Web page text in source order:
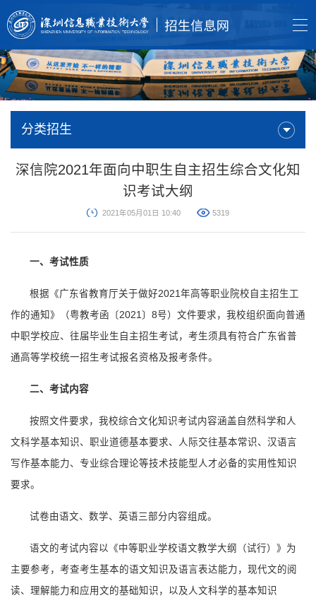
分类招生
深信院2021年面向中职生自主招生综合文化知
识考试大纲
2021年05月01日 10:40 5319
一、考试性质
根据《广东省教育厅关于做好2021年高等职业院校自主招生工
作的通知》（粤教考函〔2021〕8号）文件要求，我校组织面向普通
中职学校应、往届毕业生自主招生考试，考生须具有符合广东省普
通高等学校统一招生考试报名资格及报考条件。
二、考试内容
按照文件要求，我校综合文化知识考试内容涵盖自然科学和人
文科学基本知识、职业道德基本要求、人际交往基本常识、汉语言
写作基本能力、专业综合理论等技术技能型人才必备的实用性知识
要求。
试卷由语文、数学、英语三部分内容组成。
语文的考试内容以《中等职业学校语文教学大纲（试行）》为
主要参考，考查考生基本的语文知识及语言表达能力，现代文的阅
读、理解能力和应用文的基础知识，以及人文科学的基本知识